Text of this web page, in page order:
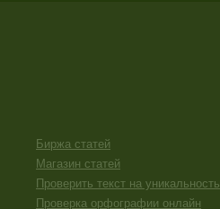
Биржа статей
Магазин статей
Проверить текст на уникальность
Проверка орфографии онлайн